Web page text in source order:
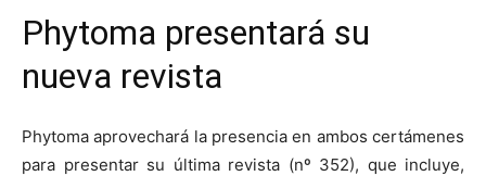
Phytoma presentará su
nueva revista
Phytoma aprovechará la presencia en ambos certámenes
para presentar su última revista (nº 352), que incluye,